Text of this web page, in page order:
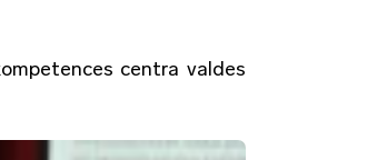
centra valdes